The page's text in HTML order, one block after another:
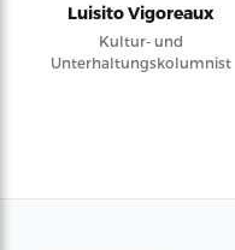
Luisito Vigoreaux
Kultur- und
Unterhaltungskolumnist